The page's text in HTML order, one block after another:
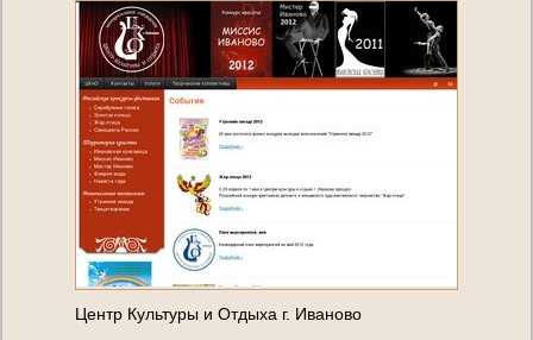
Центр Культуры и Отдыха г. Иваново